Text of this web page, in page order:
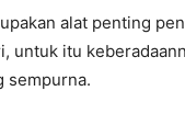
alat penting
untuk itu
sempurna.